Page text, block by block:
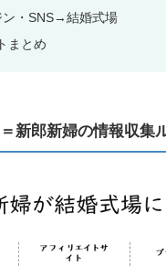
・SNS→結婚式場
まとめ
新郎新婦の情報収集